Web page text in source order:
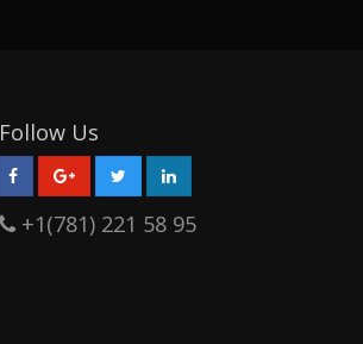
Follow Us
+1(781) 221 58 95